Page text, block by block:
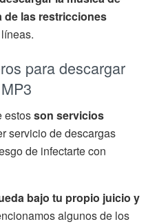
de las restricciones
para descargar
estosson servicios
servicio de descargas
de infectarte con
bajo tu propio juicio y
algunos de los